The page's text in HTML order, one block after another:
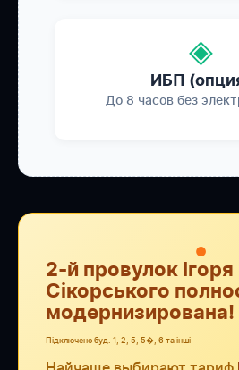
◈
ИБП
До 8 часов без
●
2-й провулок Ігоря
Сікорського
модернизирована!
Підключено буд. 1, 2, 5, 5�, 6 та інші